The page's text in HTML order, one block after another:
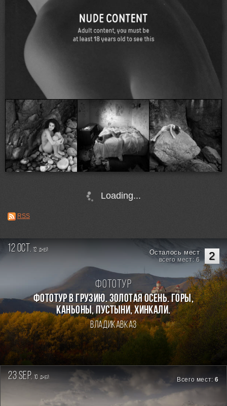
Loading...
RSS
12 oct. 12 дней 2
Осталось мест
всего мест: 6
Фототур
Фототур в Грузию. Золотая осень. Горы,
каньоны, пустыни, хинкали.
Владикавказ
23 sep. 10 дней Всего мест:6